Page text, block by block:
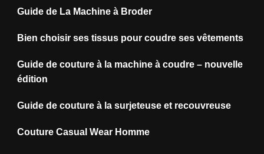
Guide de La Machine à Broder
Bien choisir ses tissus pour coudre ses vêtements
Guide de couture à la machine à coudre – nouvelle
édition
Guide de couture à la surjeteuse et recouvreuse
Couture Casual Wear Homme